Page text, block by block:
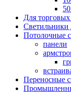
Для
Светильники
Потолочные
панели
Переносные